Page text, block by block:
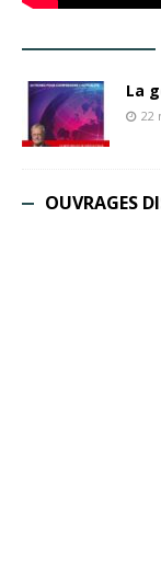
La
22
OUVRAGES